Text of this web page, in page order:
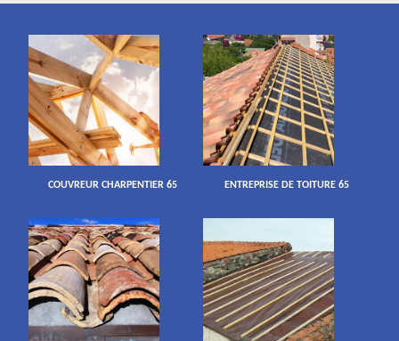
COUVREUR CHARPENTIER 65 ENTREPRISE DE TOITURE 65